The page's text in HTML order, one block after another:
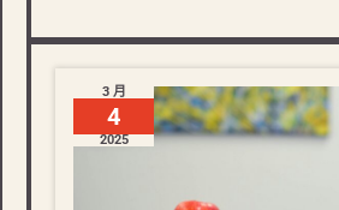
3 月
4
2025